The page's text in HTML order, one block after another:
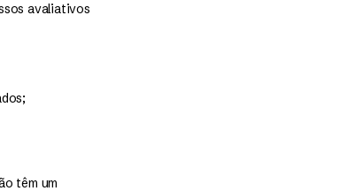
avaliativos
têm um